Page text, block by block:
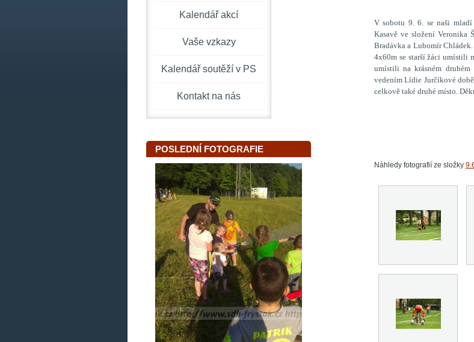
V sobotu 9. 6. se naši
Kasavě ve složení Veronika
Bradávka a Lubomír
4x60m se starší žáci umístili
umístili na krásném
vedením Lídie Jurčíkové
celkově také druhé místo.
Náhledy fotografií ze složky
Kalendář akcí
Vaše vzkazy
Kalendář soutěží v PS
Kontakt na nás
POSLEDNÍ FOTOGRAFIE